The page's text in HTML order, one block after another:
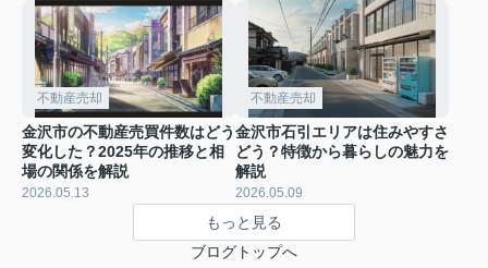
不動産売却
金沢市の不動産売買件数はどう
変化した？2025年の推移と相
場の関係を解説
2026.05.13
不動産売却
金沢市石引エリアは住みやすさ
どう？特徴から暮らしの魅力を
解説
2026.05.09
もっと見る
ブログトップへ